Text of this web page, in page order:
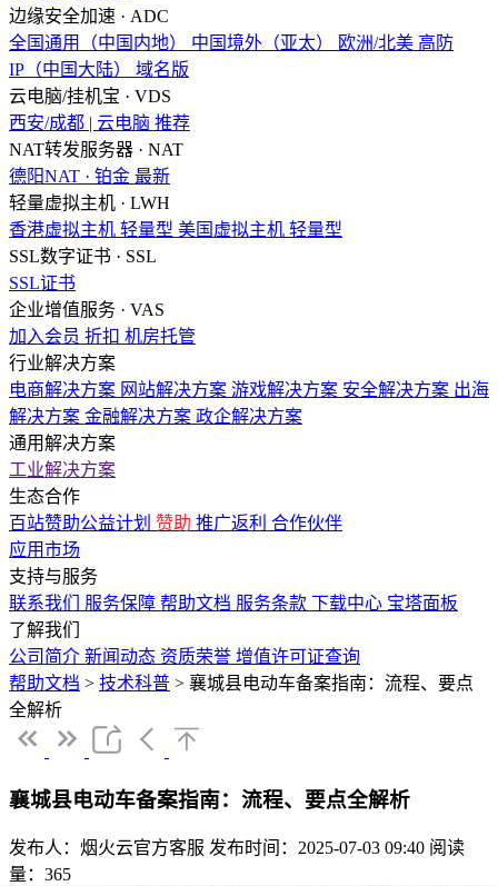
边缘安全加速 · ADC
全国通用（中国内地）
中国境外（亚太） 欧洲/北美 高防
IP（中国大陆）
域名版
云电脑/挂机宝 · VDS
西安/成都 | 云电脑 推荐
NAT转发服务器 · NAT
德阳NAT · 铂金 最新
轻量虚拟主机 · LWH
香港虚拟主机 轻量型 美国虚拟主机 轻量型
SSL数字证书 · SSL
SSL证书
企业增值服务 · VAS
加入会员 折扣 机房托管
行业解决方案
电商解决方案 网站解决方案 游戏解决方案 安全解决方案 出海
解决方案 金融解决方案 政企解决方案
通用解决方案
工业解决方案
生态合作
百站赞助公益计划 赞助 推广返利 合作伙伴
应用市场
支持与服务
联系我们
服务保障 帮助文档 服务条款 下载中心 宝塔面板
了解我们
公司简介 新闻动态 资质荣誉 增值许可证查询
帮助文档 > 技术科普 > 襄城县电动车备案指南：流程、要点
全解析
襄城县电动车备案指南：流程、要点全解析
发布人：烟火云官方客服 发布时间：2025-07-03 09:40 阅读
量：365